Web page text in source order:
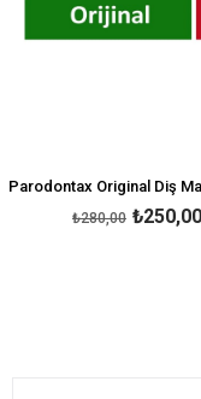
₺250,00
₺280,00